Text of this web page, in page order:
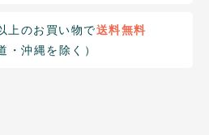
上のお買い物で送料無料
・沖縄を除く）